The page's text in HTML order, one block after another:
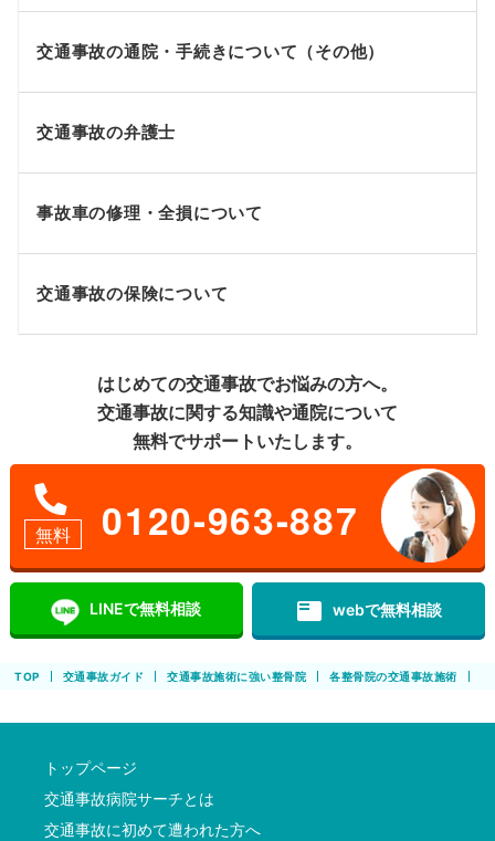
交通事故の通院・手続きについて（その他）
交通事故の弁護士
事故車の修理・全損について
交通事故の保険について
はじめての交通事故でお悩みの方へ。
交通事故に関する知識や通院について
無料でサポートいたします。
無料 0120-963-887
LINEで無料相談 featured_play_list webで無料相談
TOP 交通事故ガイド 交通事故施術に強い整骨院 各整骨院の交通事故施術
トップページ
交通事故病院サーチとは
交通事故に初めて遭われた方へ